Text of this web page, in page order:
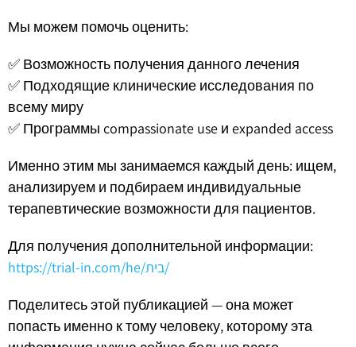
Мы можем помочь оценить:
✅ Возможность получения данного лечения
✅ Подходящие клинические исследования по
всему миру
✅ Программы compassionate use и expanded access
Именно этим мы занимаемся каждый день: ищем,
анализируем и подбираем индивидуальные
терапевтические возможности для пациентов.
Для получения дополнительной информации:
https://trial-in.com/he/בית/
Поделитесь этой публикацией — она может
попасть именно к тому человеку, которому эта